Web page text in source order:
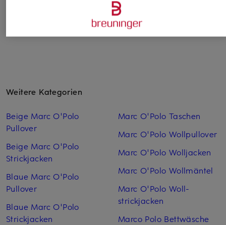
Weitere Kategorien
Beige Marc O'Polo
Pullover
Beige Marc O'Polo
Strickjacken
Blaue Marc O'Polo
Pullover
Blaue Marc O'Polo
Strickjacken
Marc O'Polo Taschen
Marc O'Polo Wollpullover
Marc O'Polo Woll­jacken
Marc O'Polo Woll­mäntel
Marc O'Polo Woll­
strickjacken
Marco Polo Bettwäsche